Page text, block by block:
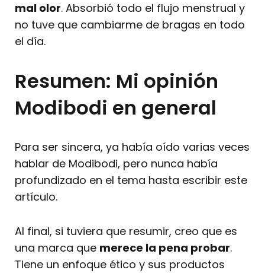
mal olor. Absorbió todo el flujo menstrual y
no tuve que cambiarme de bragas en todo
el día.
Resumen: Mi opinión
Modibodi en general
Para ser sincera, ya había oído varias veces
hablar de Modibodi, pero nunca había
profundizado en el tema hasta escribir este
artículo.
Al final, si tuviera que resumir, creo que es
una marca que merece la pena probar.
Tiene un enfoque ético y sus productos